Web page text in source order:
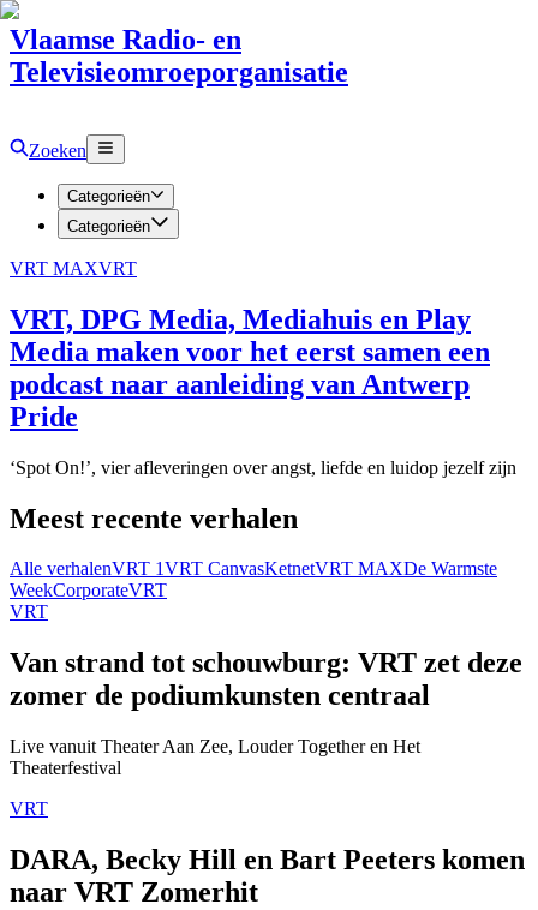
Vlaamse Radio- en
Televisieomroeporganisatie
Zoeken
Categorieën
Categorieën
VRT MAXVRT
VRT, DPG Media, Mediahuis en Play
Media maken voor het eerst samen een
podcast naar aanleiding van Antwerp
Pride
‘Spot On!’, vier afleveringen over angst, liefde en luidop jezelf zijn
Meest recente verhalen
Alle verhalenVRT 1VRT CanvasKetnetVRT MAXDe Warmste
WeekCorporateVRT
VRT
Van strand tot schouwburg: VRT zet deze
zomer de podiumkunsten centraal
Live vanuit Theater Aan Zee, Louder Together en Het
Theaterfestival
VRT
DARA, Becky Hill en Bart Peeters komen
naar VRT Zomerhit